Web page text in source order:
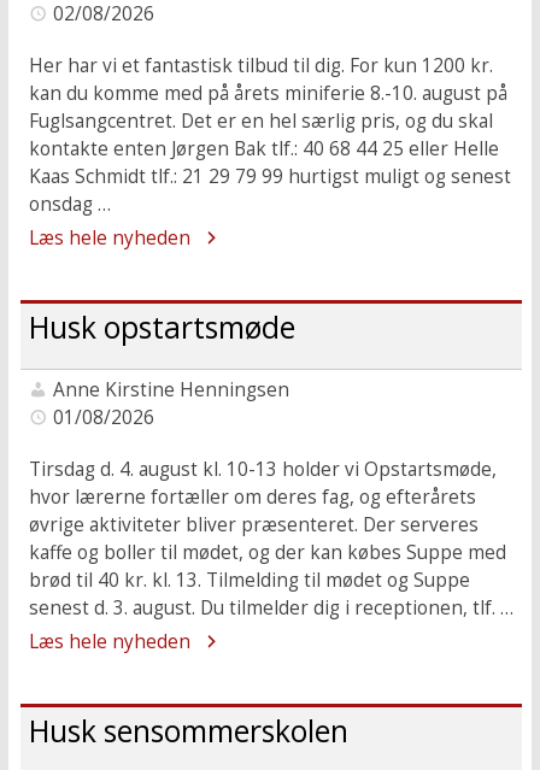
02/08/2026
Her har vi et fantastisk tilbud til dig. For kun 1200 kr.
kan du komme med på årets miniferie 8.-10. august på
Fuglsangcentret. Det er en hel særlig pris, og du skal
kontakte enten Jørgen Bak tlf.: 40 68 44 25 eller Helle
Kaas Schmidt tlf.: 21 29 79 99 hurtigst muligt og senest
onsdag …
Læs hele nyheden
Husk opstartsmøde
Anne Kirstine Henningsen
01/08/2026
Tirsdag d. 4. august kl. 10-13 holder vi Opstartsmøde,
hvor lærerne fortæller om deres fag, og efterårets
øvrige aktiviteter bliver præsenteret. Der serveres
kaffe og boller til mødet, og der kan købes Suppe med
brød til 40 kr. kl. 13. Tilmelding til mødet og Suppe
senest d. 3. august. Du tilmelder dig i receptionen, tlf. …
Læs hele nyheden
Husk sensommerskolen